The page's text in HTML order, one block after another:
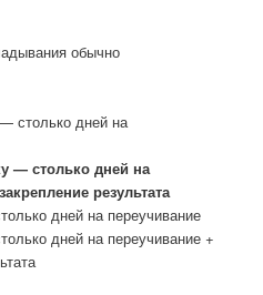
обычно
столько дней на
— столько дней на
результата
дней на переучивание
дней на переучивание +